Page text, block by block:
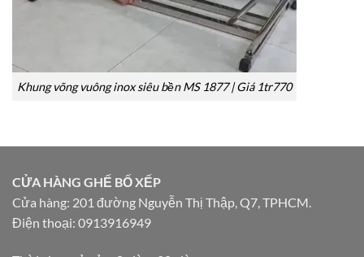
Khung võng vuông inox siêu bền MS 1877 | Giá 1tr770
CỬA HÀNG GHẾ BỐ XẾP
Cửa hàng: 201 đường Nguyễn Thị Thập, Q7, TPHCM.
Điện thoại: 0913916949